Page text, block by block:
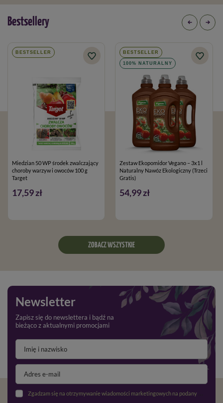
Bestsellery
BESTSELLER
Miedzian 50 WP środek zwalczający
choroby warzyw i owoców 100 g
Target
17,59 zł
BESTSELLER
100% NATURALNY
Zestaw Ekopomidor Vegano – 3x1 l
Naturalny Nawóz Ekologiczny (Trzeci
Gratis)
54,99 zł
ZOBACZ WSZYSTKIE
Newsletter
Zapisz się do newslettera i bądź na
bieżąco z aktualnymi promocjami
Zgadzam się na otrzymywanie wiadomości marketingowych na podany adres e-mail oraz przetwarzanie danych osobowych zgodnie z